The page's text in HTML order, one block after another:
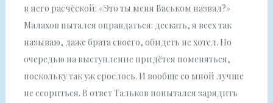
в него расчёской: «Это ты меня Васьком назвал?»
Малахов пытался оправдаться: дескать, я всех так
называю, даже брата своего, обидеть не хотел. Но
очередью на выступление придётся поменяться,
поскольку так уж срослось. И вообще со мной лучше
не ссориться. В ответ Тальков попытался зарядить